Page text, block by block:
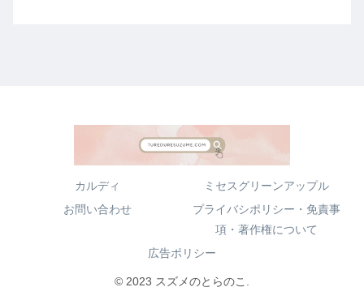
カルディ
ミセスグリーンアップル
お問い合わせ
プライバシポリシー・免責事
項・著作権について
広告ポリシー
© 2023 スズメのとらのこ.